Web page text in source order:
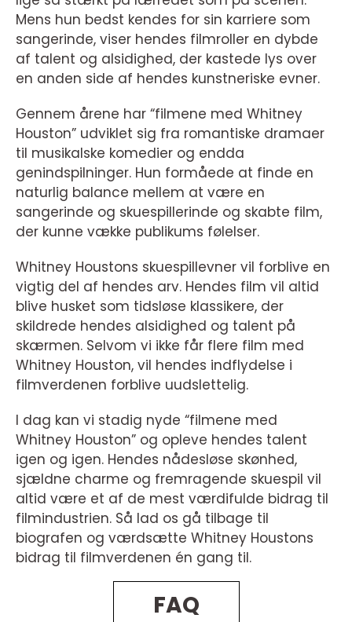
Mens hun bedst kendes for sin karriere som
sangerinde, viser hendes filmroller en dybde
af talent og alsidighed, der kastede lys over
en anden side af hendes kunstneriske evner.
Gennem årene har “filmene med Whitney
Houston” udviklet sig fra romantiske dramaer
til musikalske komedier og endda
genindspilninger. Hun formåede at finde en
naturlig balance mellem at være en
sangerinde og skuespillerinde og skabte film,
der kunne vække publikums følelser.
Whitney Houstons skuespillevner vil forblive en
vigtig del af hendes arv. Hendes film vil altid
blive husket som tidsløse klassikere, der
skildrede hendes alsidighed og talent på
skærmen. Selvom vi ikke får flere film med
Whitney Houston, vil hendes indflydelse i
filmverdenen forblive uudslettelig.
I dag kan vi stadig nyde “filmene med
Whitney Houston” og opleve hendes talent
igen og igen. Hendes nådesløse skønhed,
sjældne charme og fremragende skuespil vil
altid være et af de mest værdifulde bidrag til
filmindustrien. Så lad os gå tilbage til
biografen og værdsætte Whitney Houstons
bidrag til filmverdenen én gang til.
FAQ